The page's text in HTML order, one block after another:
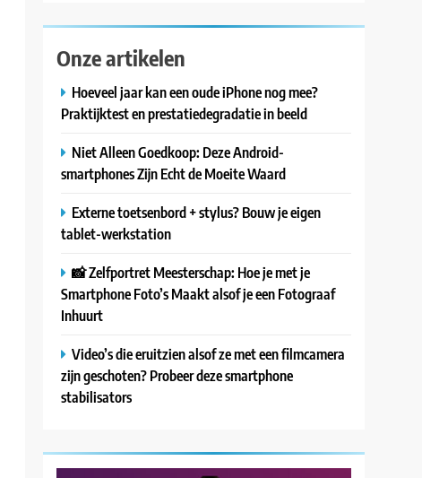
Onze artikelen
Hoeveel jaar kan een oude iPhone nog mee?
Praktijktest en prestatiedegradatie in beeld
Niet Alleen Goedkoop: Deze Android-
smartphones Zijn Echt de Moeite Waard
Externe toetsenbord + stylus? Bouw je eigen
tablet-werkstation
📸 Zelfportret Meesterschap: Hoe je met je
Smartphone Foto’s Maakt alsof je een Fotograaf
Inhuurt
Video’s die eruitzien alsof ze met een filmcamera
zijn geschoten? Probeer deze smartphone
stabilisators